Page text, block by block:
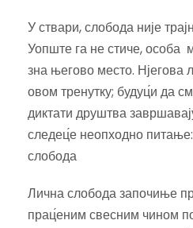
У ствари, слобода није
Уопште га не стиче, особа
зна његово место. Нјегова
овом тренутку; будуц́и да
диктати друштва
следец́е неопходно
слобода
Лична слобода започиње
прац́еним свесним чином